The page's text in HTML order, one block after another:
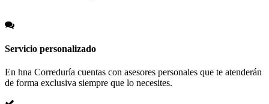
Servicio personalizado
En hna Correduría cuentas con asesores personales que te atenderán
de forma exclusiva siempre que lo necesites.